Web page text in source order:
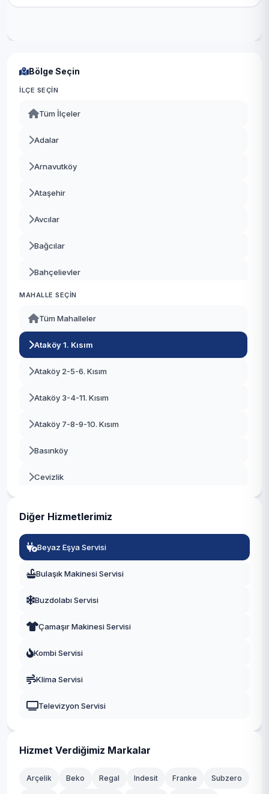
Bölge Seçin
İLÇE SEÇIN
Tüm İlçeler
Adalar
Arnavutköy
Ataşehir
Avcılar
Bağcılar
Bahçelievler
Bakırköy
Başakşehir
Bayrampaşa
Beşiktaş
Beykoz
Beylikdüzü
Çekmeköy
Esenler
Kağıthane
Kartal
MAHALLE SEÇIN
Tüm Mahalleler
Ataköy 1. Kısım
Ataköy 2-5-6. Kısım
Ataköy 3-4-11. Kısım
Ataköy 7-8-9-10. Kısım
Basınköy
Cevizlik
Diğer Hizmetlerimiz
Beyaz Eşya Servisi
Bulaşık Makinesi Servisi
Buzdolabı Servisi
Çamaşır Makinesi Servisi
Kombi Servisi
Klima Servisi
Televizyon Servisi
Hizmet Verdiğimiz Markalar
Arçelik Beko Regal Indesit Franke Subzero